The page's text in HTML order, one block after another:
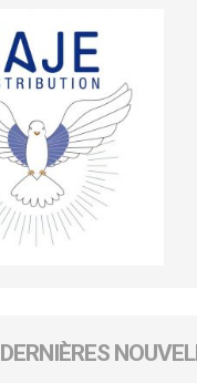
DERNIÈRES